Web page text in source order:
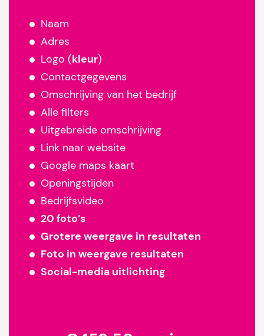
Naam
Adres
Logo (kleur)
Contactgegevens
Omschrijving van het bedrijf
Alle filters
Uitgebreide omschrijving
Link naar website
Google maps kaart
Openingstijden
Bedrijfsvideo
20 foto’s
Grotere weergave in resultaten
Foto in weergave resultaten
Social-media uitlichting